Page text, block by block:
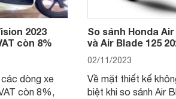
2023
còn 8%
dòng xe
còn 8%,
So sánh Honda
và Air Blade 125
02/11/2023
Về mặt thiết kế
biệt khi so sánh Air